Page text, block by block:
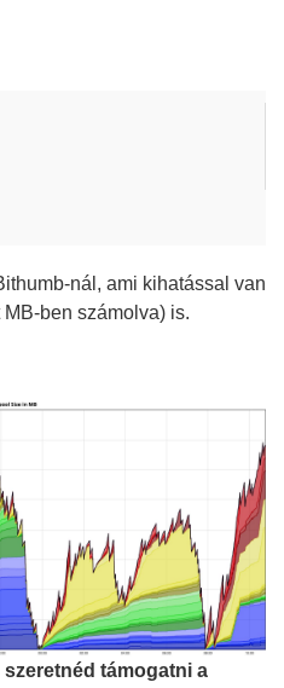
nál, ami kihatással van
ben számolva) is.
támogatni a